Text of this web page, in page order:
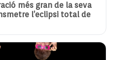
més gran de la seva
l’eclipsi total de